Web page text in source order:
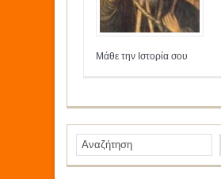
Μάθε την Ιστορία σου